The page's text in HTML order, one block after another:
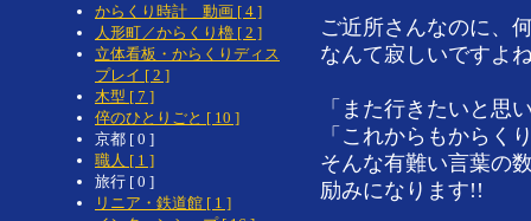
ご近所さんなのに、
なんて寂しいですよ
「また行きたいと思
「これからもからく
そんな有難い言葉の
励みになります!!
からくり時計 動画 [ 4 ]
人形町／からくり櫓 [ 2 ]
立体看板・からくりディス
プレイ [ 2 ]
木型 [ 7 ]
倅のひとりごと [ 10 ]
京都 [ 0 ]
職人 [ 1 ]
旅行 [ 0 ]
リニア・鉄道館 [ 1 ]